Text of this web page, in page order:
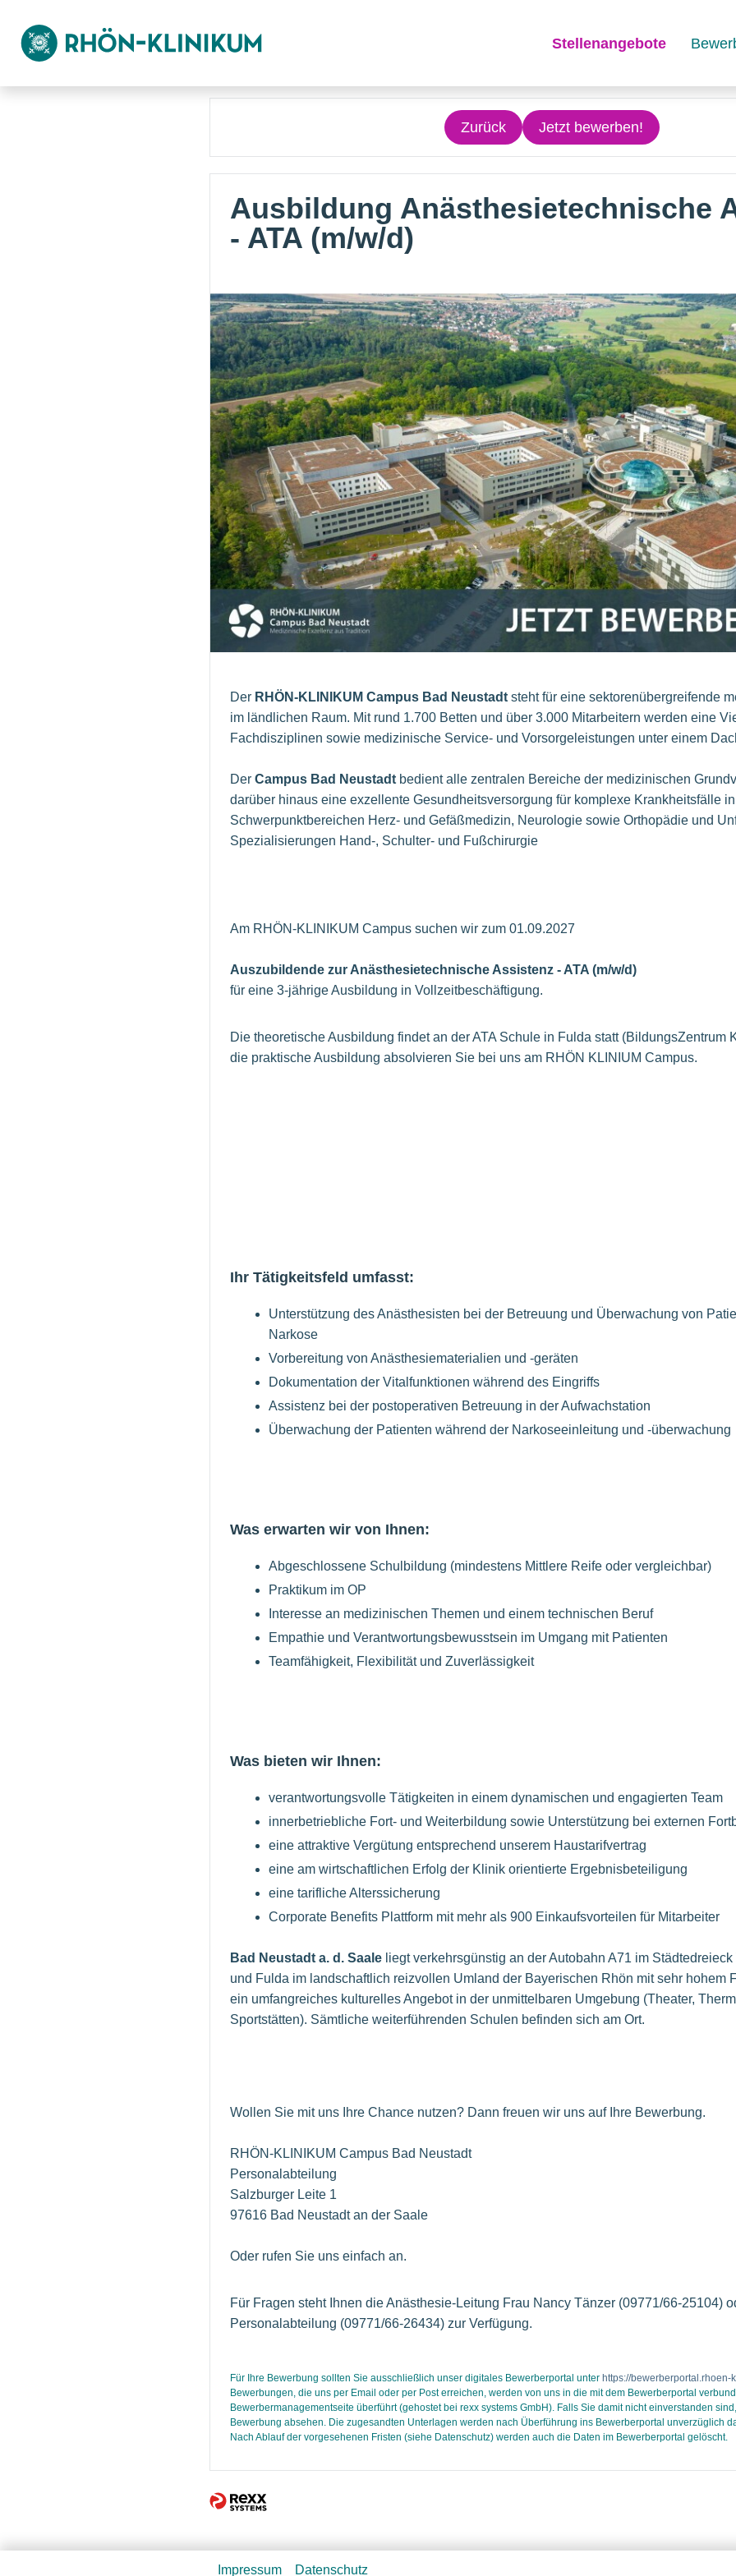
Stellenangebote
Zurück Jetzt bewerben!
Ausbildung Anästhesietechnische
- ATA (m/w/d)
Der RHÖN-KLINIKUM Campus Bad Neustadt steht für eine sektorenübergreifende
im ländlichen Raum. Mit rund 1.700 Betten und über 3.000 Mitarbeitern werden eine
Fachdisziplinen sowie medizinische Service- und Vorsorgeleistungen unter einem
Der Campus Bad Neustadt bedient alle zentralen Bereiche der medizinischen
darüber hinaus eine exzellente Gesundheitsversorgung für komplexe Krankheitsfälle
Schwerpunktbereichen Herz- und Gefäßmedizin, Neurologie sowie Orthopädie und
Spezialisierungen Hand-, Schulter- und Fußchirurgie
Am RHÖN-KLINIKUM Campus suchen wir zum 01.09.2027
Auszubildende zur Anästhesietechnische Assistenz - ATA (m/w/d)
für eine 3-jährige Ausbildung in Vollzeitbeschäftigung.
Die theoretische Ausbildung findet an der ATA Schule in Fulda statt (BildungsZentrum
die praktische Ausbildung absolvieren Sie bei uns am RHÖN KLINIUM Campus.
Ihr Tätigkeitsfeld umfasst:
Unterstützung des Anästhesisten bei der Betreuung und Überwachung von
Narkose
Vorbereitung von Anästhesiematerialien und -geräten
Dokumentation der Vitalfunktionen während des Eingriffs
Assistenz bei der postoperativen Betreuung in der Aufwachstation
Überwachung der Patienten während der Narkoseeinleitung und -überwachung
Was erwarten wir von Ihnen:
Abgeschlossene Schulbildung (mindestens Mittlere Reife oder vergleichbar)
Praktikum im OP
Interesse an medizinischen Themen und einem technischen Beruf
Empathie und Verantwortungsbewusstsein im Umgang mit Patienten
Teamfähigkeit, Flexibilität und Zuverlässigkeit
Was bieten wir Ihnen:
verantwortungsvolle Tätigkeiten in einem dynamischen und engagierten Team
innerbetriebliche Fort- und Weiterbildung sowie Unterstützung bei externen
eine attraktive Vergütung entsprechend unserem Haustarifvertrag
eine am wirtschaftlichen Erfolg der Klinik orientierte Ergebnisbeteiligung
eine tarifliche Alterssicherung
Corporate Benefits Plattform mit mehr als 900 Einkaufsvorteilen für Mitarbeiter
Bad Neustadt a. d. Saale liegt verkehrsgünstig an der Autobahn A71 im
und Fulda im landschaftlich reizvollen Umland der Bayerischen Rhön mit sehr hohem
ein umfangreiches kulturelles Angebot in der unmittelbaren Umgebung (Theater,
Sportstätten). Sämtliche weiterführenden Schulen befinden sich am Ort.
Wollen Sie mit uns Ihre Chance nutzen? Dann freuen wir uns auf Ihre Bewerbung.
RHÖN-KLINIKUM Campus Bad Neustadt
Personalabteilung
Salzburger Leite 1
97616 Bad Neustadt an der Saale
Oder rufen Sie uns einfach an.
Für Fragen steht Ihnen die Anästhesie-Leitung Frau Nancy Tänzer (09771/66-25104)
Personalabteilung (09771/66-26434) zur Verfügung.
Für Ihre Bewerbung sollten Sie ausschließlich unser digitales Bewerberportal unter https://bewerberportal.rhoen-
Bewerbungen, die uns per Email oder per Post erreichen, werden von uns in die mit dem Bewerberportal
Bewerbermanagementseite überführt (gehostet bei rexx systems GmbH). Falls Sie damit nicht einverstanden
Bewerbung absehen. Die zugesandten Unterlagen werden nach Überführung ins Bewerberportal unverzüglich
Nach Ablauf der vorgesehenen Fristen (siehe Datenschutz) werden auch die Daten im Bewerberportal gelöscht.
Impressum Datenschutz